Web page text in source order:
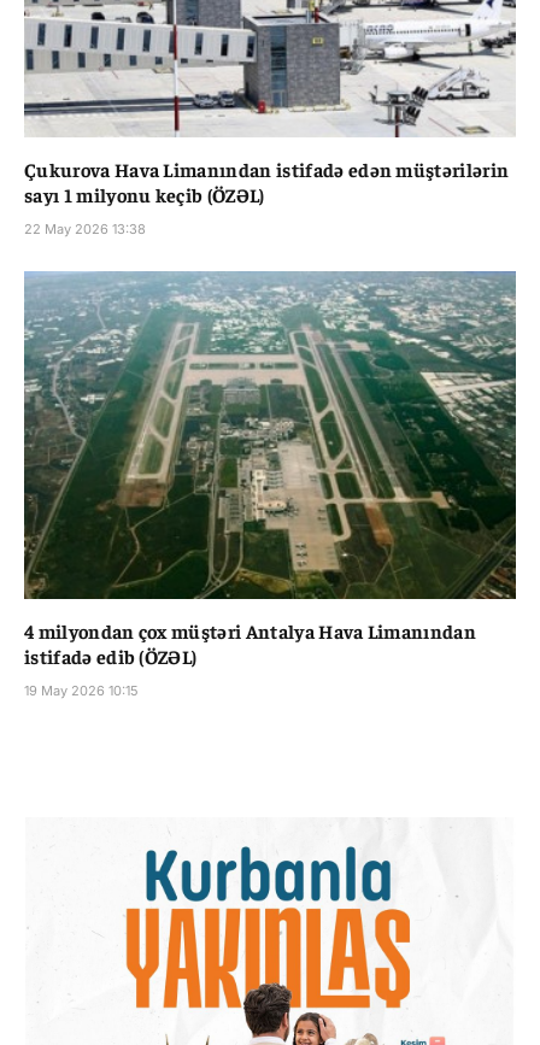
Çukurova Hava Limanından istifadə edən müştərilərin
sayı 1 milyonu keçib (ÖZƏL)
22 May 2026 13:38
4 milyondan çox müştəri Antalya Hava Limanından
istifadə edib (ÖZƏL)
19 May 2026 10:15